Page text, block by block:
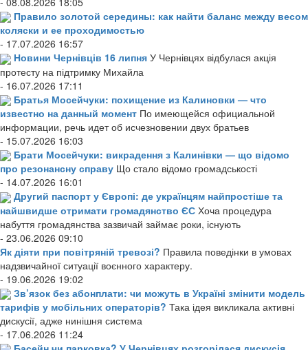
Правило золотой середины: как найти баланс между весом
коляски и ее проходимостью
- 17.07.2026 16:57
Новини Чернівців 16 липня У Чернівцях відбулася акція
протесту на підтримку Михайла
- 16.07.2026 17:11
Братья Мосейчуки: похищение из Калиновки — что
известно на данный момент По имеющейся официальной
информации, речь идет об исчезновении двух братьев
- 15.07.2026 16:03
Брати Мосейчуки: викрадення з Калинівки — що відомо
про резонансну справу Що стало відомо громадськості
- 14.07.2026 16:01
Другий паспорт у Європі: де українцям найпростіше та
найшвидше отримати громадянство ЄС Хоча процедура
набуття громадянства зазвичай займає роки, існують
- 23.06.2026 09:10
Як діяти при повітряній тревозі? Правила поведінки в умовах
надзвичайної ситуації воєнного характеру.
- 19.06.2026 19:02
Зв’язок без абонплати: чи можуть в Україні змінити модель
тарифів у мобільних операторів? Така ідея викликала активні
дискусії, адже нинішня система
- 17.06.2026 11:24